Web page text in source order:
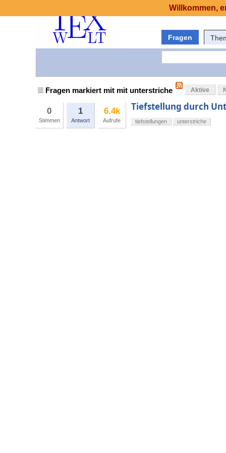
Fragen
Fragen markiert mit mit unterstriche Aktive
0
Stimmen
1
Antwort
6.4k
Aufrufe
Tiefstellung durch
tiefstellungen unterstriche
Willkommen,